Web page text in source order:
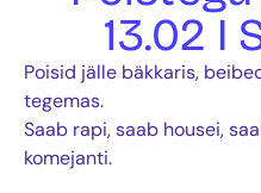
13.02 I
Poisid jälle bäkkaris,
tegemas.
Saab rapi, saab housei,
komejanti.